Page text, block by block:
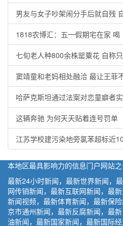
男友与女子吵架闹分手后就自残
1818农博汇：五一假期宅在家 喝
七旬老人种800余株罂粟花 自称
窦靖童和老妈相处融洽 最让王菲
哈萨克斯坦通过法案对恋童癖者
这辆奔驰 为何天天贴着连号罚单
江苏学校建污染地旁氯苯超标近
本地区最具影响力的信息门户网站
最新24小时新闻，最新世界新闻，
网传销新闻，最新互联网新闻，最
新闻视频，最新体育新闻，最新保
京市通州新闻，最新反腐新闻，最
油新闻，最新国家新闻，最新国际